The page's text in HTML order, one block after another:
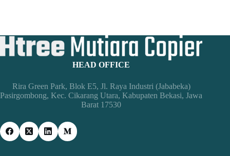
HEAD OFFICE
Rira Green Park, Blok E5, Jl. Raya Industri (Jababeka)
Pasirgombong, Kec. Cikarang Utara, Kabupaten Bekasi, Jawa
Barat 17530